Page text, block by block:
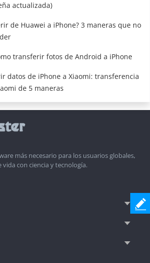
actualizada)
de Huawei a iPhone? 3 maneras que no
transferir fotos de Android a iPhone
datos de iPhone a Xiaomi: transferencia
de 5 maneras
más necesario para los usuarios globales,
vida con ciencia y tecnología.